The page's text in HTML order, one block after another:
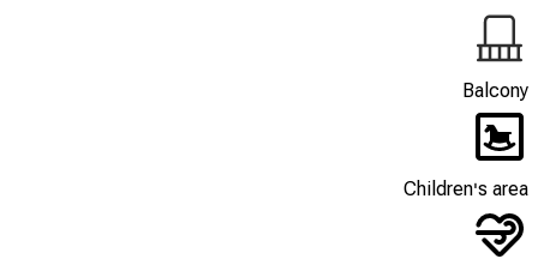
Balcony
Children's area